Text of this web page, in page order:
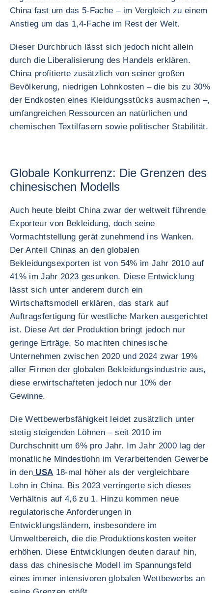
China fast um das 5-Fache – im Vergleich zu einem
Anstieg um das 1,4-Fache im Rest der Welt.
Dieser Durchbruch lässt sich jedoch nicht allein
durch die Liberalisierung des Handels erklären.
China profitierte zusätzlich von seiner großen
Bevölkerung, niedrigen Lohnkosten – die bis zu 30%
der Endkosten eines Kleidungsstücks ausmachen –,
umfangreichen Ressourcen an natürlichen und
chemischen Textilfasern sowie politischer Stabilität.
Globale Konkurrenz: Die Grenzen des
chinesischen Modells
Auch heute bleibt China zwar der weltweit führende
Exporteur von Bekleidung, doch seine
Vormachtstellung gerät zunehmend ins Wanken.
Der Anteil Chinas an den globalen
Bekleidungsexporten ist von 54% im Jahr 2010 auf
41% im Jahr 2023 gesunken. Diese Entwicklung
lässt sich unter anderem durch ein
Wirtschaftsmodell erklären, das stark auf
Auftragsfertigung für westliche Marken ausgerichtet
ist. Diese Art der Produktion bringt jedoch nur
geringe Erträge. So machten chinesische
Unternehmen zwischen 2020 und 2024 zwar 19%
aller Firmen der globalen Bekleidungsindustrie aus,
diese erwirtschafteten jedoch nur 10% der
Gewinne.
Die Wettbewerbsfähigkeit leidet zusätzlich unter
stetig steigenden Löhnen – seit 2010 im
Durchschnitt um 6% pro Jahr. Im Jahr 2000 lag der
monatliche Mindestlohn im Verarbeitenden Gewerbe
in den USA 18-mal höher als der vergleichbare
Lohn in China. Bis 2023 verringerte sich dieses
Verhältnis auf 4,6 zu 1. Hinzu kommen neue
regulatorische Anforderungen in
Entwicklungsländern, insbesondere im
Umweltbereich, die die Produktionskosten weiter
erhöhen. Diese Entwicklungen deuten darauf hin,
dass das chinesische Modell im Spannungsfeld
eines immer intensiveren globalen Wettbewerbs an